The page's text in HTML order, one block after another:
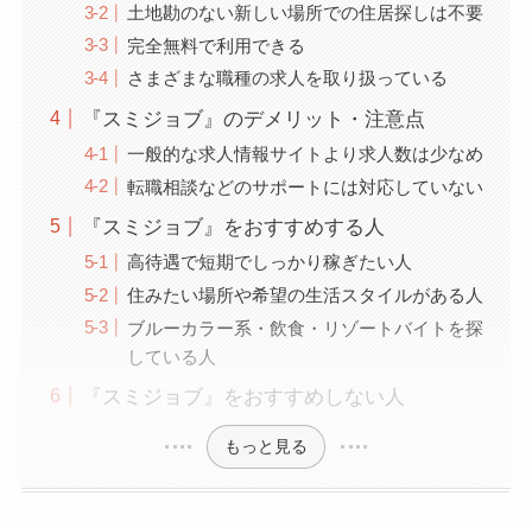
土地勘のない新しい場所での住居探しは不要
完全無料で利用できる
さまざまな職種の求人を取り扱っている
『スミジョブ』のデメリット・注意点
一般的な求人情報サイトより求人数は少なめ
転職相談などのサポートには対応していない
『スミジョブ』をおすすめする人
高待遇で短期でしっかり稼ぎたい人
住みたい場所や希望の生活スタイルがある人
ブルーカラー系・飲食・リゾートバイトを探
している人
『スミジョブ』をおすすめしない人
もっと見る